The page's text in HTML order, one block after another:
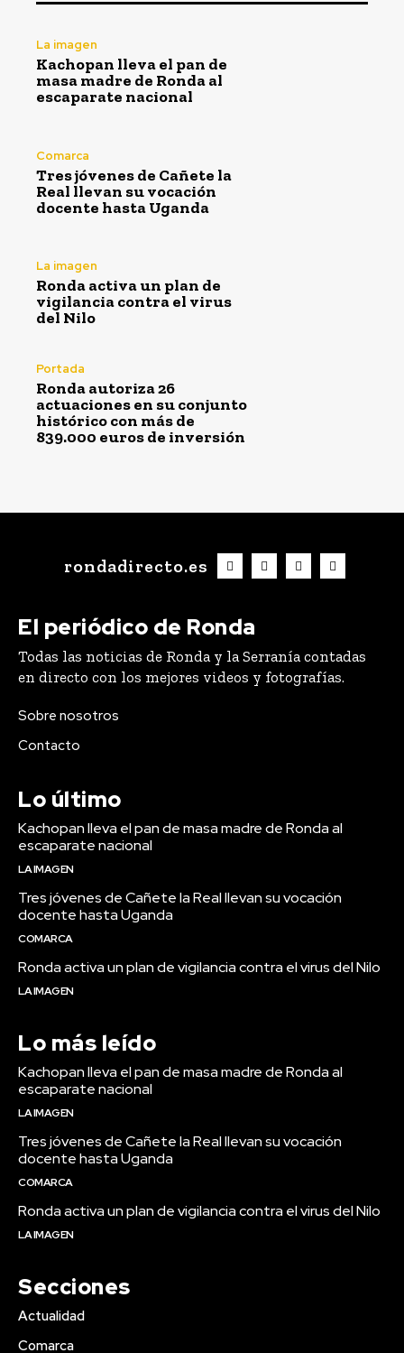
La imagen
Kachopan lleva el pan de
masa madre de Ronda al
escaparate nacional
Comarca
Tres jóvenes de Cañete la
Real llevan su vocación
docente hasta Uganda
La imagen
Ronda activa un plan de
vigilancia contra el virus
del Nilo
Portada
Ronda autoriza 26
actuaciones en su conjunto
histórico con más de
839.000 euros de inversión
rondadirecto.es
El periódico de Ronda
Todas las noticias de Ronda y la Serranía contadas
en directo con los mejores videos y fotografías.
Sobre nosotros
Contacto
Lo último
Kachopan lleva el pan de masa madre de Ronda al
escaparate nacional
LA IMAGEN
Tres jóvenes de Cañete la Real llevan su vocación
docente hasta Uganda
COMARCA
Ronda activa un plan de vigilancia contra el virus del Nilo
LA IMAGEN
Lo más leído
Kachopan lleva el pan de masa madre de Ronda al
escaparate nacional
LA IMAGEN
Tres jóvenes de Cañete la Real llevan su vocación
docente hasta Uganda
COMARCA
Ronda activa un plan de vigilancia contra el virus del Nilo
LA IMAGEN
Secciones
Actualidad
Comarca